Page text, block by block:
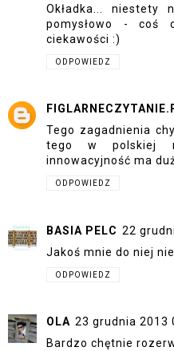
Okładka...
pomysłowo - coś
ciekawości :)
ODPOWIEDZ
Tego zagadnienia
tego w polskiej
innowacyjność ma
ODPOWIEDZ
BASIA PELC 22
Jakoś mnie do niej
ODPOWIEDZ
OLA 23 grudnia 2013
Bardzo chętnie